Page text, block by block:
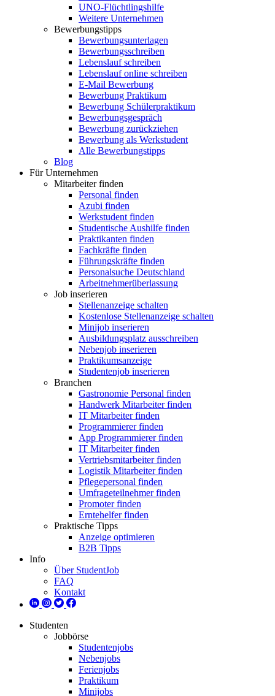
UNO-Flüchtlingshilfe
Weitere Unternehmen
Bewerbungstipps
Bewerbungsunterlagen
Bewerbungsschreiben
Lebenslauf schreiben
Lebenslauf online schreiben
E-Mail Bewerbung
Bewerbung Praktikum
Bewerbung Schülerpraktikum
Bewerbungsgespräch
Bewerbung zurückziehen
Bewerbung als Werkstudent
Alle Bewerbungstipps
Blog
Für Unternehmen
Mitarbeiter finden
Personal finden
Azubi finden
Werkstudent finden
Studentische Aushilfe finden
Praktikanten finden
Fachkräfte finden
Führungskräfte finden
Personalsuche Deutschland
Arbeitnehmerüberlassung
Job inserieren
Stellenanzeige schalten
Kostenlose Stellenanzeige schalten
Minijob inserieren
Ausbildungsplatz ausschreiben
Nebenjob inserieren
Praktikumsanzeige
Studentenjob inserieren
Branchen
Gastronomie Personal finden
Handwerk Mitarbeiter finden
IT Mitarbeiter finden
Programmierer finden
App Programmierer finden
IT Mitarbeiter finden
Vertriebsmitarbeiter finden
Logistik Mitarbeiter finden
Pflegepersonal finden
Umfrageteilnehmer finden
Promoter finden
Erntehelfer finden
Praktische Tipps
Anzeige optimieren
B2B Tipps
Info
Über StudentJob
FAQ
Kontakt
Studenten
Jobbörse
Studentenjobs
Nebenjobs
Ferienjobs
Praktikum
Minijobs